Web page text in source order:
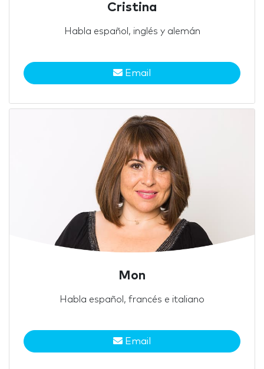
Cristina
Habla español, inglés y alemán
Email
Mon
Habla español, francés e italiano
Email